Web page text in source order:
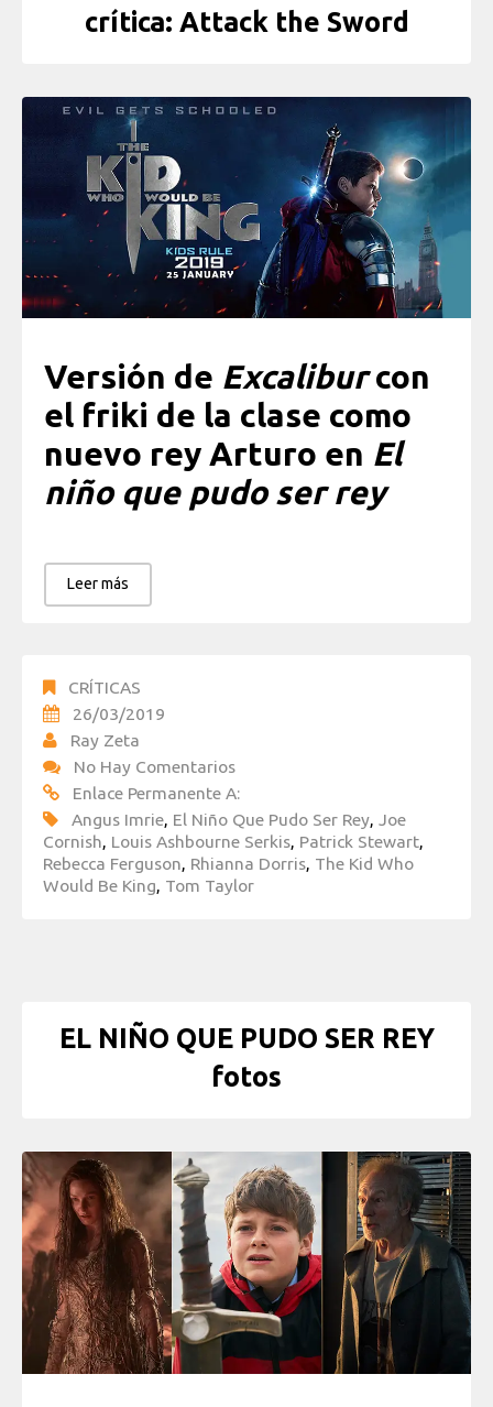
crítica: Attack the Sword
Versión de Excaliburcon
el friki de la clase como
nuevo rey Arturo en El
niño que pudo ser rey
Leer más
CRÍTICAS
26/03/2019
Ray Zeta
No Hay Comentarios
Enlace Permanente A:
Angus Imrie, El Niño Que Pudo Ser Rey, Joe
Cornish, Louis Ashbourne Serkis, Patrick Stewart,
Rebecca Ferguson, Rhianna Dorris, The Kid Who
Would Be King, Tom Taylor
EL NIÑO QUE PUDO SER REY
fotos